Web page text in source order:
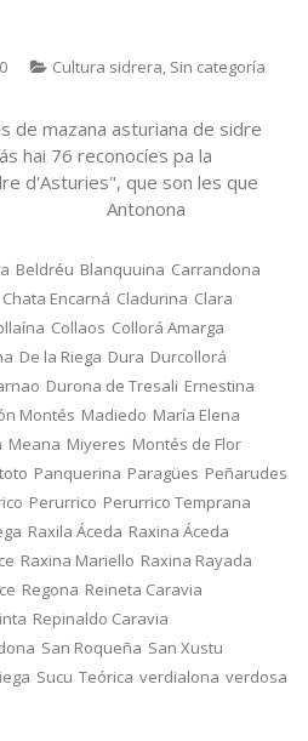
Cultura sidrera, Sin categoría
de mazana asturiana de sidre
hai 76 reconocíes pa la
d'Asturies", que son les que
Antonona
Beldréu Blanquuina Carrandona
Chata Encarná Cladurina Clara
Collaos Collorá Amarga
De la Riega Dura Durcollorá
Durona de Tresali Ernestina
Montés Madiedo María Elena
Meana Miyeres Montés de Flor
Panquerina Paragües Peñarudes
Perurrico Perurrico Temprana
Raxila Áceda Raxina Áceda
Raxina Mariello Raxina Rayada
Regona Reineta Caravia
Repinaldo Caravia
San Roqueña San Xustu
Sucu Teórica verdialona verdosa